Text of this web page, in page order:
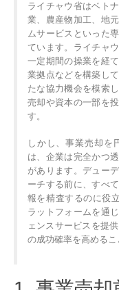
ライチャウ省はベト
業、農産物加工、地
ムサービスといった
ています。ライチャ
一定期間の操業を経
業拠点などを構築し
たな協力機会を模索
売却や資本の一部を
す。
しかし、事業売却を
は、企業は完全かつ
があります。デュー
ーチする前に、すべ
報を精査するのに役
ラットフォームを通
ェンスサービスを提
の成功確率を高めるこ